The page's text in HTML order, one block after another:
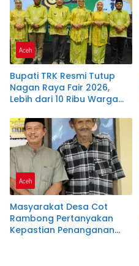
Aceh
Bupati TRK Resmi Tutup
Nagan Raya Fair 2026,
Lebih dari 10 Ribu Warga
Makmue
Aceh
Masyarakat Desa Cot
Rambong Pertanyakan
Kepastian Penanganan